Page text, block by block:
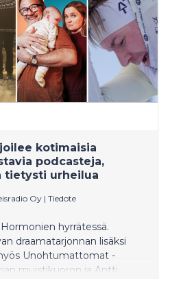
kotimaisia
podcasteja,
tietysti urheilua
Oy | Tiedote
hyrrätessä.
draamatarjonnan lisäksi
Unohtumattomat -
muistikuoron ja Antti